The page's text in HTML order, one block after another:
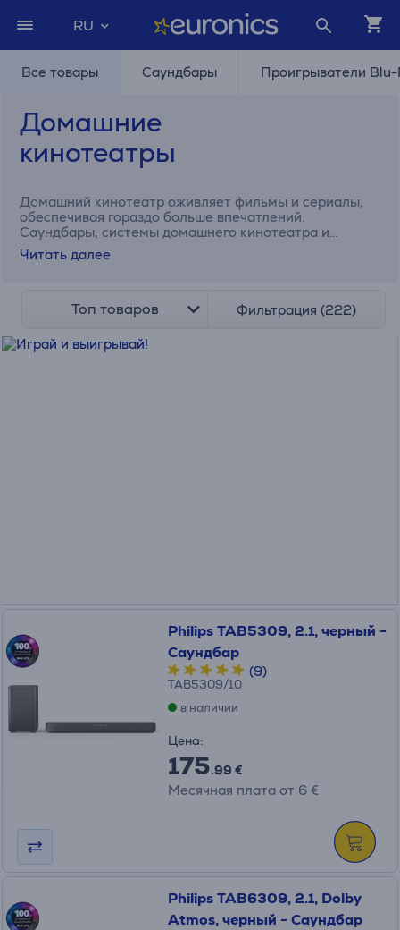
RU
Все товары Саундбары Проигрыватели Blu-
Домашние
кинотеатры
Домашний кинотеатр оживляет фильмы и сериалы,
обеспечивая гораздо больше впечатлений.
Саундбары, системы домашнего кинотеатра и
решения для домашнего кинотеатра, состоящие из
качественных компонентов.
Читать далее
Топ товаров Фильтрация (222)
Philips TAB5309, 2.1, черный -
Саундбар
(9)
TAB5309/10
в наличии
Цена:
175.99 €
Месячная плата от 6 €
Philips TAB6309, 2.1, Dolby
Atmos, черный - Саундбар